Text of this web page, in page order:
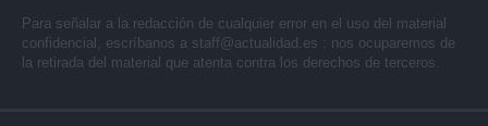
Para señalar a la redacción de cualquier error en el uso del material
confidencial, escríbanos a staff@actualidad.es : nos ocuparemos de
la retirada del material que atenta contra los derechos de terceros.